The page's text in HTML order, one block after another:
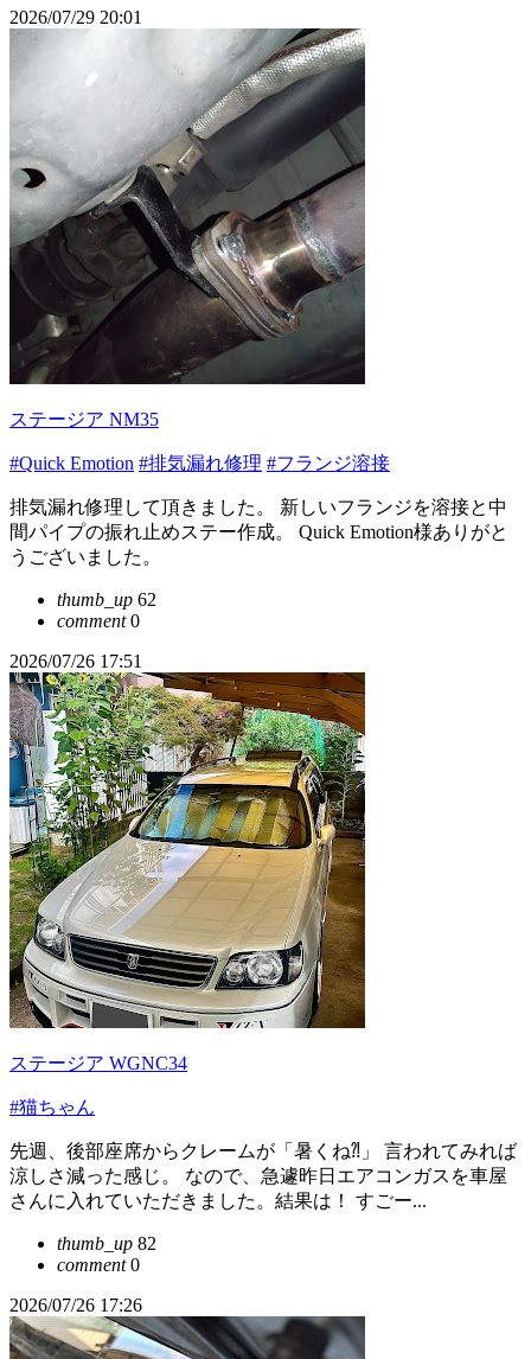
2026/07/29 20:01
ステージア NM35
#Quick Emotion #排気漏れ修理 #フランジ溶接
排気漏れ修理して頂きました。 新しいフランジを溶接と中
間パイプの振れ止めステー作成。 Quick Emotion様ありがと
うございました。
thumb_up 62
comment0
2026/07/26 17:51
ステージア WGNC34
#猫ちゃん
先週、後部座席からクレームが「暑くね⁈」 言われてみれば
涼しさ減った感じ。 なので、急遽昨日エアコンガスを車屋
さんに入れていただきました。結果は！ すごー...
thumb_up 82
comment0
2026/07/26 17:26